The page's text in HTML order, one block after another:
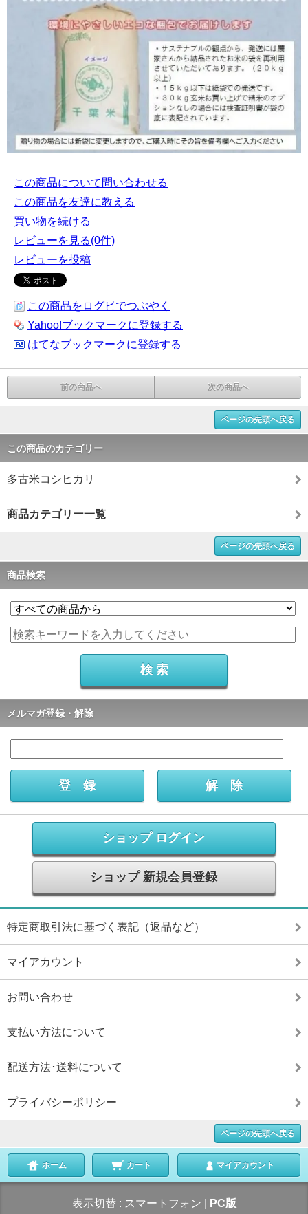
この商品について問い合わせる
この商品を友達に教える
買い物を続ける
レビューを見る(0件)
レビューを投稿
この商品をログピでつぶやく
Yahoo!ブックマークに登録する
はてなブックマークに登録する
前の商品へ 次の商品へ
ページの先頭へ戻る
この商品のカテゴリー
多古米コシヒカリ
商品カテゴリー一覧
ページの先頭へ戻る
商品検索
メルマガ登録・解除
ショップ ログイン
ショップ 新規会員登録
特定商取引法に基づく表記（返品など）
マイアカウント
お問い合わせ
支払い方法について
配送方法･送料について
プライバシーポリシー
ページの先頭へ戻る
ホーム カート マイアカウント
表示切替 : スマートフォン PC版